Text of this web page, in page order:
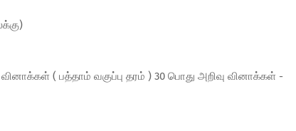
( பத்தாம் வகுப்பு தரம் ) 30 பொது அறிவு வினாக்கள் -